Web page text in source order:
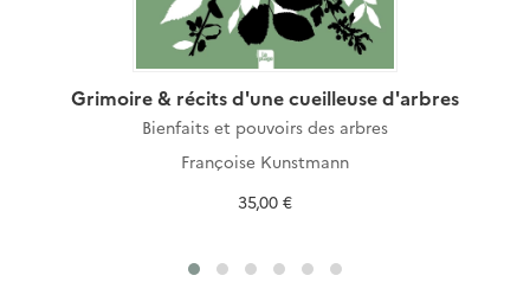
Grimoire & récits d'une cueilleuse d'arbres
Bienfaits et pouvoirs des arbres
Françoise Kunstmann
35,00 €